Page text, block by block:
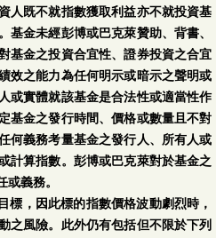
10.6896 0.0122 0.11 %
10.3106 -0.0263 -0.25 %
人既不就指數獲取利益亦不就投資基
基金未經彭博或巴克萊贊助、背書、
基金之投資合宜性、證券投資之合宜
效之能力為任何明示或暗示之聲明或
或實體就該基金是合法性或適當性作
基金之發行時間、價格或數量且不對
何義務考量基金之發行人、所有人或
計算指數。彭博或巴克萊對於基金之
或義務。
標，因此標的指數價格波動劇烈時，
之風險。此外仍有包括但不限於下列